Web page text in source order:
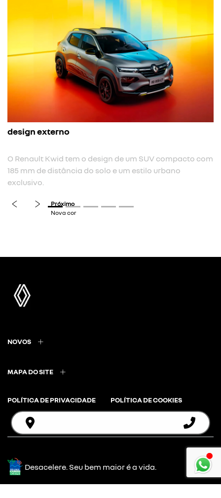
compacto com
urbano
Nova cor de carroceria cinza cassiopée.
NOVOS
MAPA DO SITE
POLÍTICA DE PRIVACIDADE POLÍTICA DE COOKIES
Desacelere. Seu bem maior é a vida.